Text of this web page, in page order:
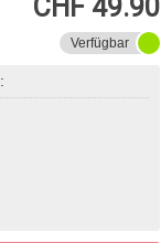
CHF 49.90
Verfügbar